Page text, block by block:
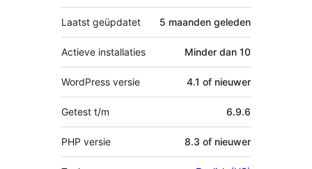
Laatst geüpdatet 5 maanden geleden
Actieve installaties Minder dan 10
WordPress versie 4.1 of nieuwer
Getest t/m 6.9.6
PHP versie 8.3 of nieuwer